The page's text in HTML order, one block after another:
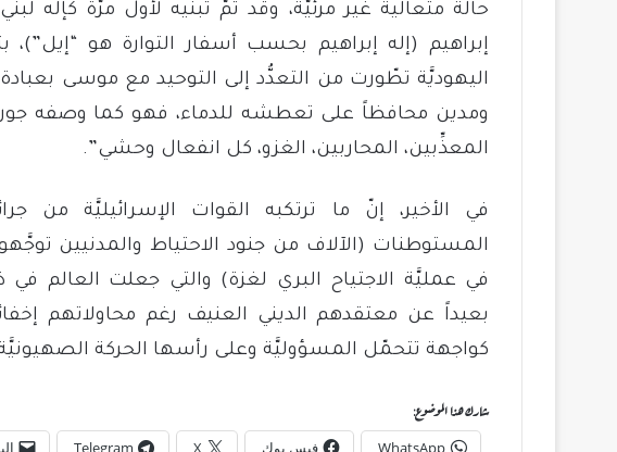
حالة متعالية غير مرئيَّة، وقد تمّ تبنيه لأول مرَّة
إبراهيم (إله إبراهيم بحسب أسفار التوارة هو “إيل”)،
اليهوديَّة تطّورت من التعدُّد إلى التوحيد مع موسى
ومدين محافظاً على تعطشه للدماء، فهو كما وصفه
المعذِّبين،‏ المحاربين،‏ الغزو،‏ كل انفعال وحشي”.
في الأخير، إنّ ما ترتكبه القوات الإسرائيليَّة
المستوطنات (الآلاف من جنود الاحتياط والمدنيين
في عمليَّة الاجتياح البري لغزة) والتي جعلت العالم
بعيداً عن معتقدهم الديني العنيف رغم محاولاتهم
كواجهة تتحمّل المسؤوليَّة وعلى رأسها الحركة
شارك هذا الموضوع:
WhatsApp
فيس بوك X
Telegram